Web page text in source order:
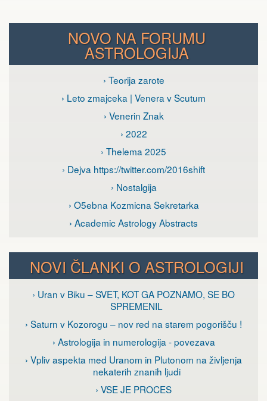
NOVO NA FORUMU
ASTROLOGIJA
› Teorija zarote
› Leto zmajceka | Venera v Scutum
› Venerin Znak
› 2022
› Thelema 2025
› Dejva https://twitter.com/2016shift
› Nostalgija
› O5ebna Kozmicna Sekretarka
› Academic Astrology Abstracts
NOVI ČLANKI O ASTROLOGIJI
› Uran v Biku – SVET, KOT GA POZNAMO, SE BO
SPREMENIL
› Saturn v Kozorogu – nov red na starem pogorišču !
› Astrologija in numerologija - povezava
› Vpliv aspekta med Uranom in Plutonom na življenja
nekaterih znanih ljudi
› VSE JE PROCES